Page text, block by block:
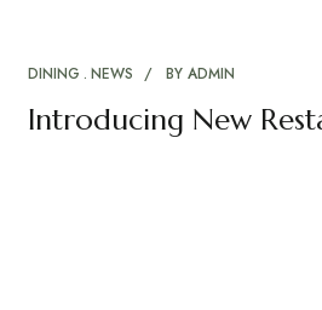
DINING NEWS BY ADMIN
Introducing New